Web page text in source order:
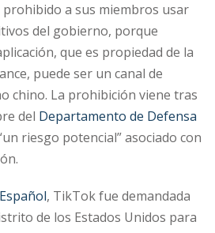
prohibido a sus miembros usar
del gobierno, porque
que es propiedad de la
puede ser un canal de
chino. La prohibición viene tras
del Departamento de Defensa
riesgo potencial” asociado con
, TikTok fue demandada
de los Estados Unidos para